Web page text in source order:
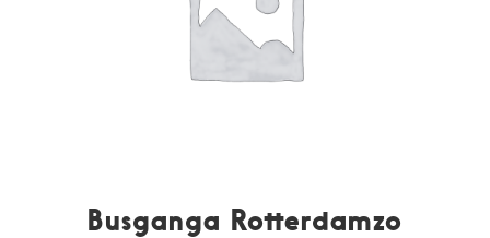
Busganga Rotterdamzo